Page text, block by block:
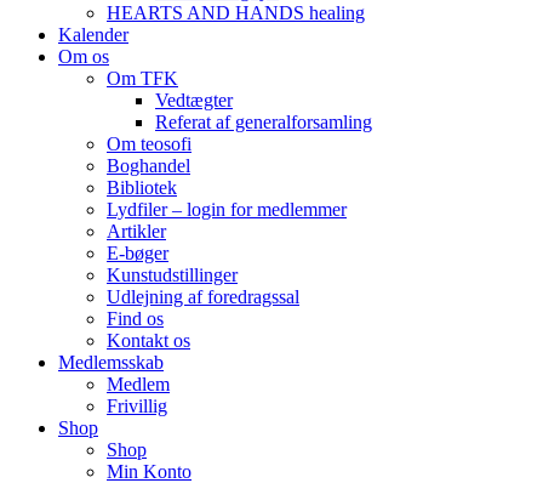
HEARTS AND HANDS healing
Kalender
Om os
Om TFK
Vedtægter
Referat af generalforsamling
Om teosofi
Boghandel
Bibliotek
Lydfiler – login for medlemmer
Artikler
E-bøger
Kunstudstillinger
Udlejning af foredragssal
Find os
Kontakt os
Medlemsskab
Medlem
Frivillig
Shop
Shop
Min Konto